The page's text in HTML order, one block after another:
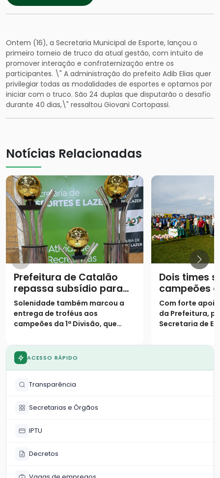
Ontem (16), a Secretaria Municipal de Esporte, lançou o
primeiro torneio de truco da atual gestão, com intuito de
promover interação e confraternização entre os
participantes. \" A administração do prefeito Adib Elias quer
privilegiar todas as modalidades de esportes e optamos por
iniciar com o truco. São 24 duplas que disputarão o desafio
durante 40 dias,\" ressaltou Giovani Cortopassi.
Notícias Relacionadas
Prefeitura de Catalão
repassa subsídio para
equipes de futebol
amador
Solenidade também marcou a
entrega de troféus aos
campeões da 1ª Divisão, que
inédita
Dois times
campeões
1ª Divisão
Com forte
da Prefeitura,
Secretaria de
termina com
ACESSO RÁPIDO
Transparência
Secretarias e Órgãos
IPTU
Decretos